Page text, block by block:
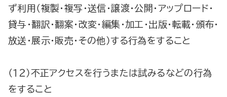
ず利用（複製・複写・送信・譲渡・公開・アップロード・
貸与・翻訳・翻案・改変・編集・加工・出版・転載・頒布・
放送・展示・販売・その他）する行為をすること
（１２）不正アクセスを行うまたは試みるなどの行為
をすること